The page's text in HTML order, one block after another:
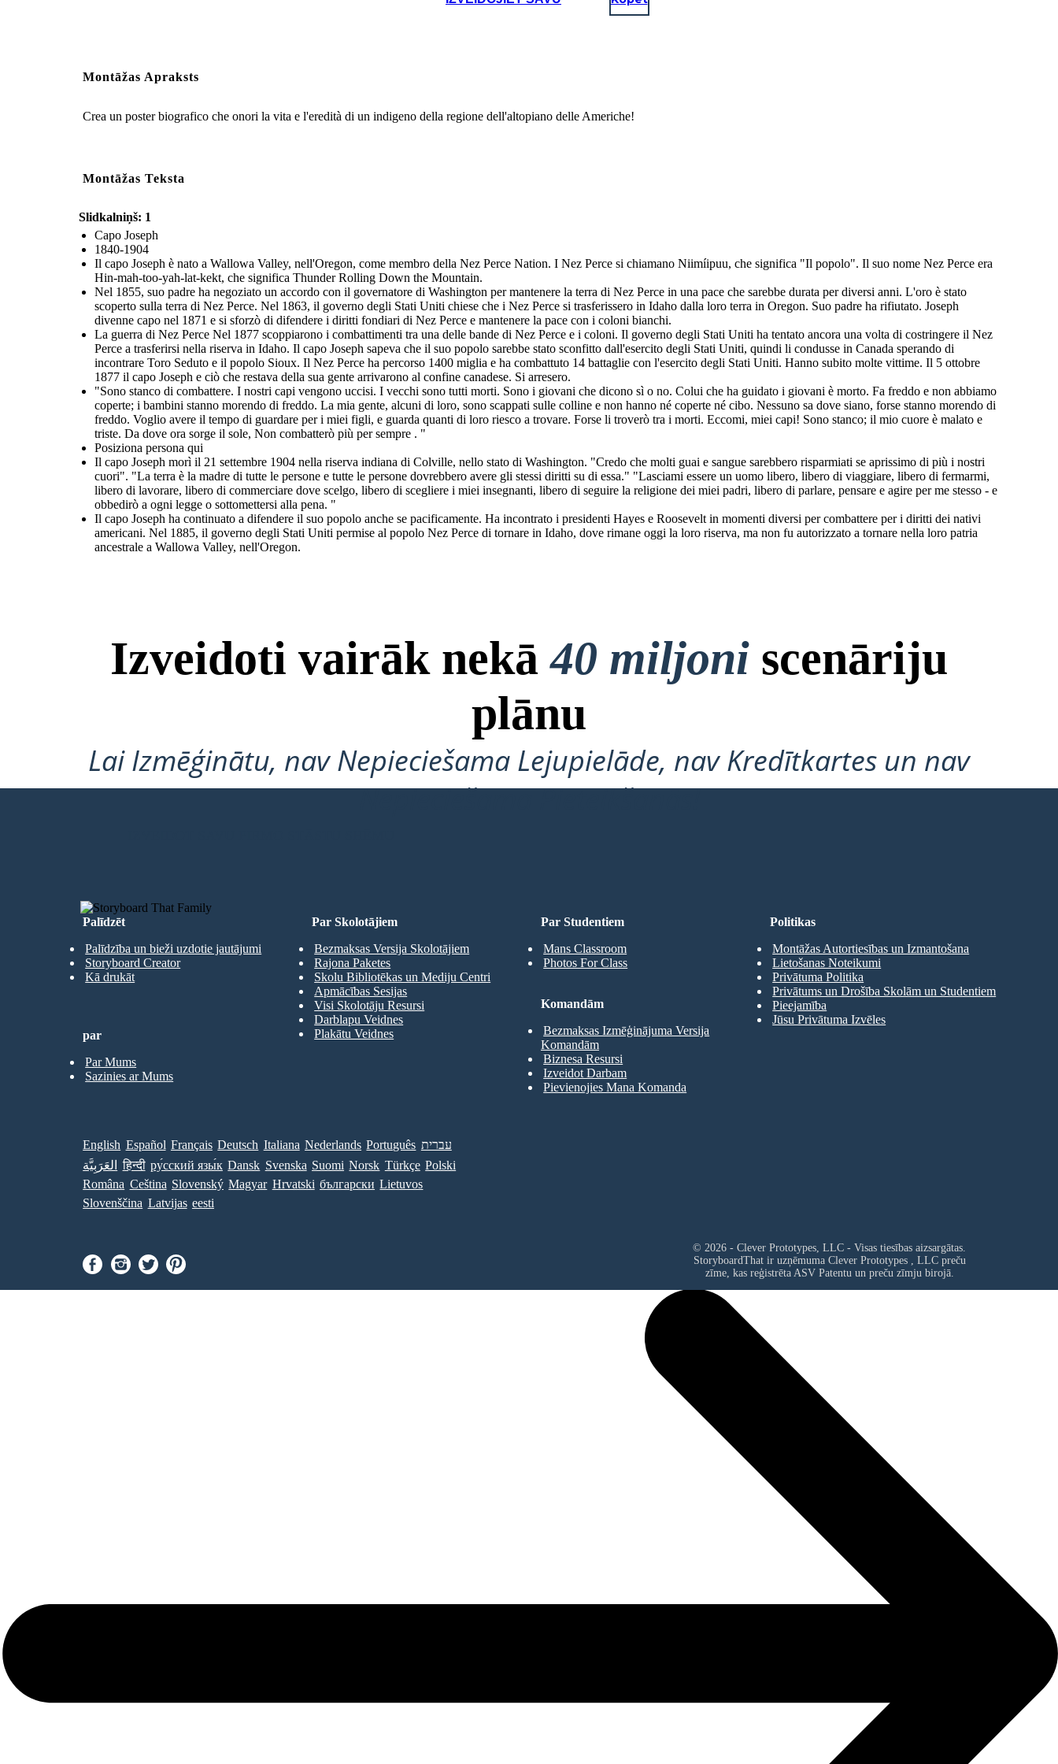
Montāžas Apraksts
Crea un poster biografico che onori la vita e l'eredità di un indigeno della regione dell'altopiano delle Americhe!
Montāžas Teksta
Slidkalniņš: 1
Capo Joseph
1840-1904
Il capo Joseph è nato a Wallowa Valley, nell'Oregon, come membro della Nez Perce Nation. I Nez Perce si chiamano Niimíipuu, che significa "Il popolo". Il suo nome Nez Perce era
Hin-mah-too-yah-lat-kekt, che significa Thunder Rolling Down the Mountain.
Nel 1855, suo padre ha negoziato un accordo con il governatore di Washington per mantenere la terra di Nez Perce in una pace che sarebbe durata per diversi anni. L'oro è stato
scoperto sulla terra di Nez Perce. Nel 1863, il governo degli Stati Uniti chiese che i Nez Perce si trasferissero in Idaho dalla loro terra in Oregon. Suo padre ha rifiutato. Joseph
divenne capo nel 1871 e si sforzò di difendere i diritti fondiari di Nez Perce e mantenere la pace con i coloni bianchi.
La guerra di Nez Perce Nel 1877 scoppiarono i combattimenti tra una delle bande di Nez Perce e i coloni. Il governo degli Stati Uniti ha tentato ancora una volta di costringere il Nez
Perce a trasferirsi nella riserva in Idaho. Il capo Joseph sapeva che il suo popolo sarebbe stato sconfitto dall'esercito degli Stati Uniti, quindi li condusse in Canada sperando di
incontrare Toro Seduto e il popolo Sioux. Il Nez Perce ha percorso 1400 miglia e ha combattuto 14 battaglie con l'esercito degli Stati Uniti. Hanno subito molte vittime. Il 5 ottobre
1877 il capo Joseph e ciò che restava della sua gente arrivarono al confine canadese. Si arresero.
"Sono stanco di combattere. I nostri capi vengono uccisi. I vecchi sono tutti morti. Sono i giovani che dicono sì o no. Colui che ha guidato i giovani è morto. Fa freddo e non abbiamo
coperte; i bambini stanno morendo di freddo. La mia gente, alcuni di loro, sono scappati sulle colline e non hanno né coperte né cibo. Nessuno sa dove siano, forse stanno morendo di
freddo. Voglio avere il tempo di guardare per i miei figli, e guarda quanti di loro riesco a trovare. Forse li troverò tra i morti. Eccomi, miei capi! Sono stanco; il mio cuore è malato e
triste. Da dove ora sorge il sole, Non combatterò più per sempre . "
Posiziona persona qui
Il capo Joseph morì il 21 settembre 1904 nella riserva indiana di Colville, nello stato di Washington. "Credo che molti guai e sangue sarebbero risparmiati se aprissimo di più i nostri
cuori". "La terra è la madre di tutte le persone e tutte le persone dovrebbero avere gli stessi diritti su di essa." "Lasciami essere un uomo libero, libero di viaggiare, libero di fermarmi,
libero di lavorare, libero di commerciare dove scelgo, libero di scegliere i miei insegnanti, libero di seguire la religione dei miei padri, libero di parlare, pensare e agire per me stesso - e
obbedirò a ogni legge o sottomettersi alla pena. "
Il capo Joseph ha continuato a difendere il suo popolo anche se pacificamente. Ha incontrato i presidenti Hayes e Roosevelt in momenti diversi per combattere per i diritti dei nativi
americani. Nel 1885, il governo degli Stati Uniti permise al popolo Nez Perce di tornare in Idaho, dove rimane oggi la loro riserva, ma non fu autorizzato a tornare nella loro patria
ancestrale a Wallowa Valley, nell'Oregon.
Izveidoti vairāk nekā40 miljoni scenāriju
plānu
Lai Izmēģinātu, nav Nepieciešama Lejupielāde, nav Kredītkartes un nav
Nepieciešama Pieteikšanās!
Palīdzēt
Palīdzība un bieži uzdotie jautājumi
Storyboard Creator
Kā drukāt
Par Studentiem
Mans Classroom
Photos For Class
Par Skolotājiem
Bezmaksas Versija Skolotājiem
Rajona Paketes
Skolu Bibliotēkas un Mediju Centri
Apmācības Sesijas
Visi Skolotāju Resursi
Darblapu Veidnes
Plakātu Veidnes
Komandām
Bezmaksas Izmēģinājuma Versija
Komandām
Biznesa Resursi
Izveidot Darbam
Pievienojies Mana Komanda
par
Par Mums
Sazinies ar Mums
Politikas
Montāžas Autortiesības un Izmantošana
Lietošanas Noteikumi
Privātuma Politika
Privātums un Drošība Skolām un Studentiem
Pieejamība
Jūsu Privātuma Izvēles
English Español Français Deutsch Italiana Nederlands Português עברית
العَرَبِيَّة
हिन्दी ру́сский язы́к Dansk Svenska Suomi Norsk Türkçe Polski
Româna Ceština Slovenský Magyar Hrvatski български Lietuvos
Slovenščina Latvijas eesti
© 2026 - Clever Prototypes, LLC - Visas tiesības aizsargātas.
StoryboardThat ir uzņēmuma Clever Prototypes , LLCpreču
zīme, kas reģistrēta ASV Patentu un preču zīmju birojā.